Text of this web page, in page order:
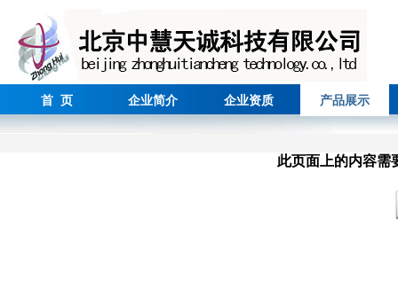
首 页 企业简介 企业资质 产品展示
此页面上的内容需